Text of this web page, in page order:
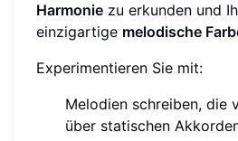
Harmonie zu erkunden und
einzigartige melodische
Experimentieren Sie mit:
Melodien schreiben, die
über statischen